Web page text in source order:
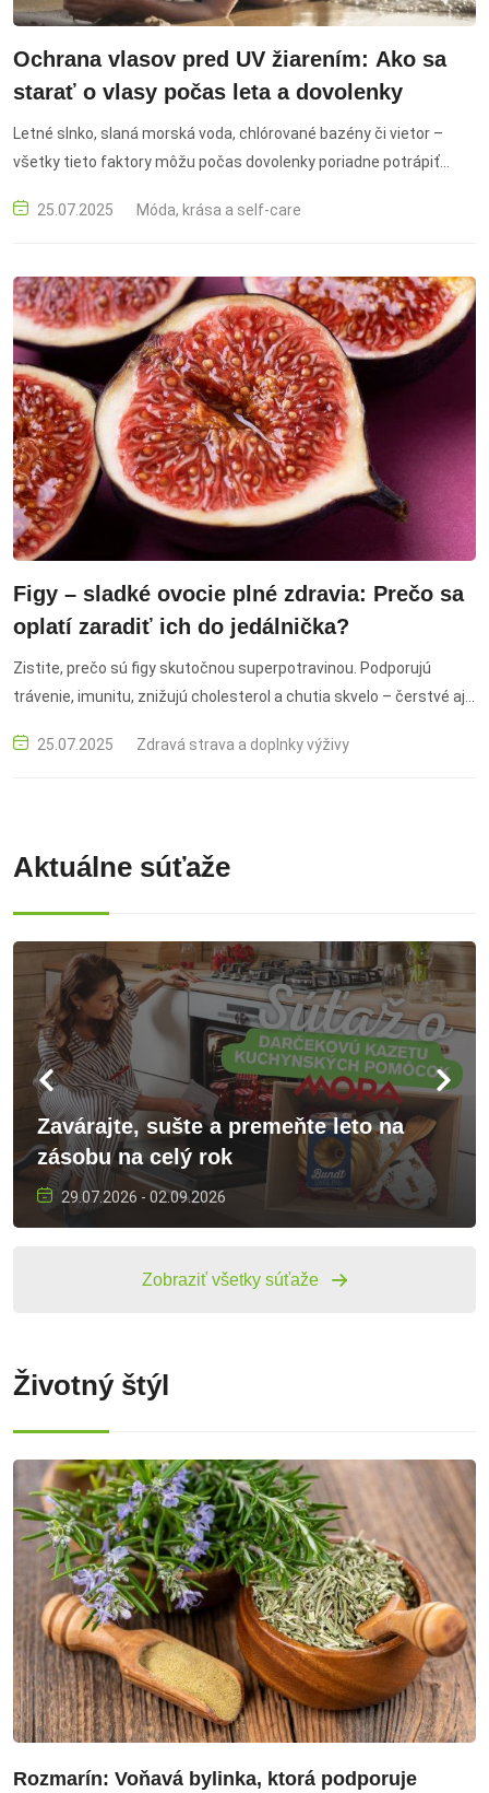
Ochrana vlasov pred UV žiarením: Ako sa
starať o vlasy počas leta a dovolenky
Letné slnko, slaná morská voda, chlórované bazény či vietor –
všetky tieto faktory môžu počas dovolenky poriadne potrápiť
starostlivosť, vlasová kozmetika, hydratačná maska, pokrývka
poškodené vlasy leto
25.07.2025 Móda, krása a self-care
Figy – sladké ovocie plné zdravia: Prečo sa
oplatí zaradiť ich do jedálnička?
Zistite, prečo sú figy skutočnou superpotravinou. Podporujú
trávenie, imunitu, znižujú cholesterol a chutia skvelo – čerstvé aj
zdravie, figy výživové hodnoty, figy recepty, sušené figy, čerstvé
cholesterol, zdravé snacky, zdravá výživa,aký vplyv majú figy na
nie, ako zaradiť figy do jedálnička, zdravé recepty s figami, figy a
ich vplyv na imunitu, môžem jesť figy pri cukrovke, figy pre
športovcov ako snack, figy a cholesterol – čo hovoria výskumy,
figovník pestovanie, figovník Slovensko, figovníky v záhrade, figy
Slovensko, ako pestovať figovník
25.07.2025 Zdravá strava a doplnky výživy
Aktuálne súťaže
Kniha tajomstiev
27.07.2026 - 31.08.2026
Zobraziť všetky súťaže
Životný štýl
Rozmarín: Voňavá bylinka, ktorá podporuje